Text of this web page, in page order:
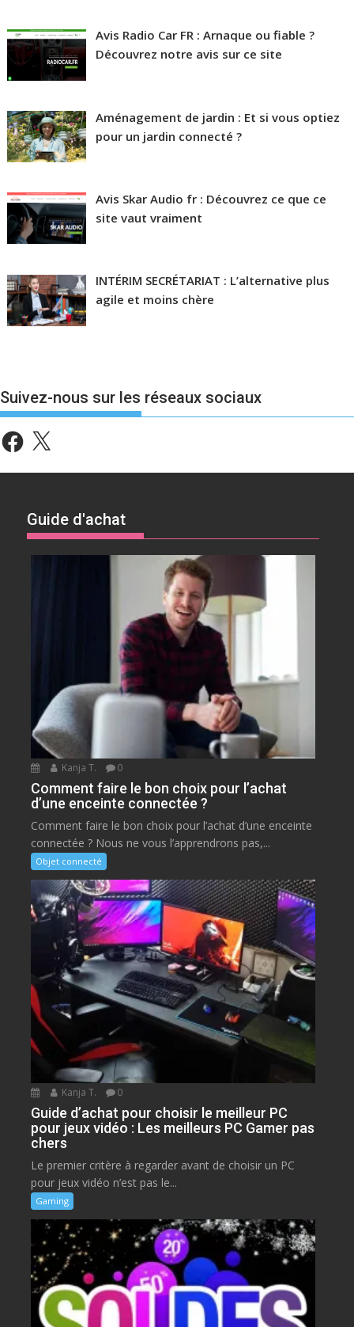
Avis Radio Car FR : Arnaque ou fiable ?
Découvrez notre avis sur ce site
Aménagement de jardin : Et si vous optiez
pour un jardin connecté ?
Avis Skar Audio fr : Découvrez ce que ce
site vaut vraiment
INTÉRIM SECRÉTARIAT : L’alternative plus
agile et moins chère
Suivez-nous sur les réseaux sociaux
Facebook
X
Guide d'achat
Kanja T. 0
Comment faire le bon choix pour l’achat
d’une enceinte connectée ?
Comment faire le bon choix pour l’achat d’une enceinte
connectée ? Nous ne vous l’apprendrons pas,...
Objet connecté
Kanja T. 0
Guide d’achat pour choisir le meilleur PC
pour jeux vidéo : Les meilleurs PC Gamer pas
chers
Le premier critère à regarder avant de choisir un PC
pour jeux vidéo n’est pas le...
Gaming